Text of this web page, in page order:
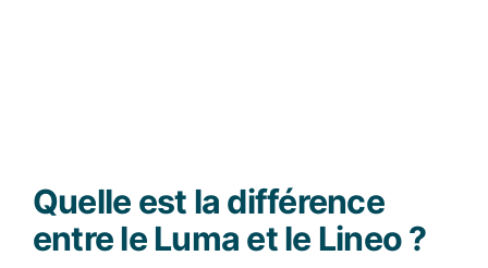
Quelle est la différence
entre le Luma et le Lineo ?